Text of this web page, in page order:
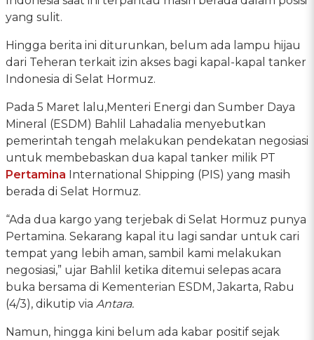
yang sulit.
Hingga berita ini diturunkan, belum ada lampu hijau
dari Teheran terkait izin akses bagi kapal-kapal tanker
Indonesia di Selat Hormuz.
Pada 5 Maret lalu,Menteri Energi dan Sumber Daya
Mineral (ESDM) Bahlil Lahadalia menyebutkan
pemerintah tengah melakukan pendekatan negosiasi
untuk membebaskan dua kapal tanker milik PT
Pertamina International Shipping (PIS) yang masih
berada di Selat Hormuz.
“Ada dua kargo yang terjebak di Selat Hormuz punya
Pertamina. Sekarang kapal itu lagi sandar untuk cari
tempat yang lebih aman, sambil kami melakukan
negosiasi,” ujar Bahlil ketika ditemui selepas acara
buka bersama di Kementerian ESDM, Jakarta, Rabu
(4/3), dikutip via Antara.
Namun, hingga kini belum ada kabar positif sejak